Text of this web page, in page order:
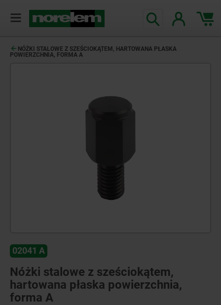
NÓŻKI STALOWE Z SZEŚCIOKĄTEM, HARTOWANA PŁASKA
POWIERZCHNIA, FORMA A
02041 A
Nóżki stalowe z sześciokątem,
hartowana płaska powierzchnia,
forma A